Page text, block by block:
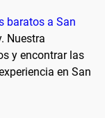
baratos a San
Nuestra
y encontrar las
en San